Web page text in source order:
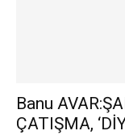
Banu
ÇATIŞMA,